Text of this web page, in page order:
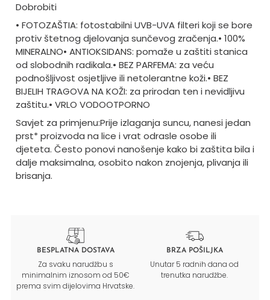
Dobrobiti
• FOTOZAŠTIA: fotostabilni UVB-UVA filteri koji se bore
protiv štetnog djelovanja sunčevog zračenja.• 100%
MINERALNO• ANTIOKSIDANS: pomaže u zaštiti stanica
od slobodnih radikala.• BEZ PARFEMA: za veću
podnošljivost osjetljive ili netolerantne koži.• BEZ
BIJELIH TRAGOVA NA KOŽI: za prirodan ten i nevidljivu
zaštitu.• VRLO VODOOTPORNO
Savjet za primjenu:Prije izlaganja suncu, nanesi jedan
prst* proizvoda na lice i vrat odrasle osobe ili
djeteta. Često ponovi nanošenje kako bi zaštita bila i
dalje maksimalna, osobito nakon znojenja, plivanja ili
brisanja.
BESPLATNA DOSTAVA
Za svaku narudžbu s
minimalnim iznosom od 50€
prema svim dijelovima Hrvatske.
BRZA POŠILJKA
Unutar 5 radnih dana od
trenutka narudžbe.